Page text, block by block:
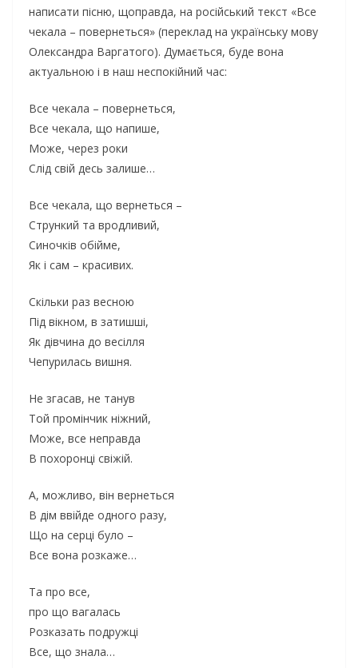
написати пісню, щоправда, на російський текст «Все
чекала – повернеться» (переклад на українську мову
Олександра Варгатого). Думається, буде вона
актуальною і в наш неспокійний час:
Все чекала – повернеться,
Все чекала, що напише,
Може, через роки
Слід свій десь залише…
Все чекала, що вернеться –
Стрункий та вродливий,
Синочків обійме,
Як і сам – красивих.
Скільки раз весною
Під вікном, в затишші,
Як дівчина до весілля
Чепурилась вишня.
Не згасав, не танув
Той промінчик ніжний,
Може, все неправда
В похоронці свіжій.
А, можливо, він вернеться
В дім ввійде одного разу,
Що на серці було –
Все вона розкаже…
Та про все,
про що вагалась
Розказать подружці
Все, що знала…